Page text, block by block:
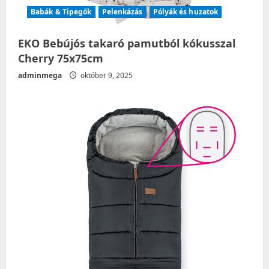
Babák & Tipegők Pelenkázás Pólyák és huzatok
EKO Bebújós takaró pamutból kókusszal
Cherry 75x75cm
adminmega október 9, 2025